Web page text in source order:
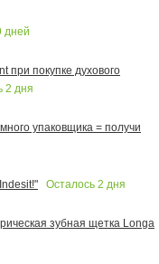
дней
при покупке духового
2 дня
упаковщика = получи
Осталось 2 дня
зубная щетка Longa